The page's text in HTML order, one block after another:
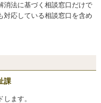
消法に基づく相談窓口だけで
対応している相談窓口を含め
課
ます。